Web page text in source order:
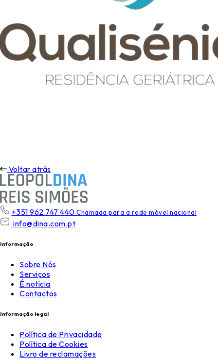
Voltar atrás
+351 962 747 440 Chamada para a rede móvel nacional
info@dina.com.pt
Informação
Sobre Nós
Serviços
É notícia
Contactos
Informação legal
Política de Privacidade
Política de Cookies
Livro de reclamações